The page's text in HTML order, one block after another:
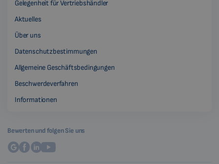
Gelegenheit für Vertriebshändler
Aktuelles
Über uns
Datenschutzbestimmungen
Allgemeine Geschäftsbedingungen
Beschwerdeverfahren
Informationen
Bewerten und folgen Sie uns